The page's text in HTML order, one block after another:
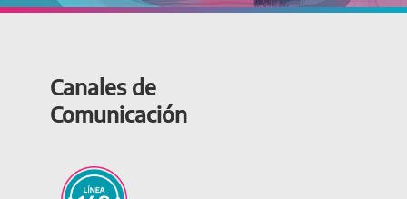
Canales de
Comunicación